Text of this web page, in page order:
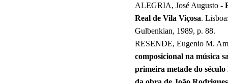
ALEGRIA, José Augusto -
Real de Vila Viçosa.
Gulbenkian, 1989, p. 88.
RESENDE, Eugenio M.
composicional na música
primeira metade do